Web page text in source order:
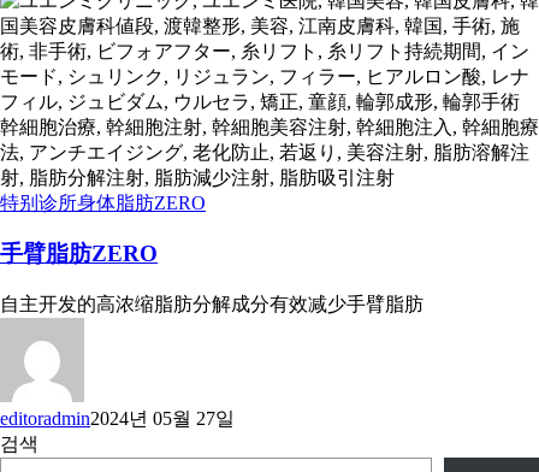
特别诊所身体脂肪ZERO
手臂脂肪ZERO
自主开发的高浓缩脂肪分解成分有效减少手臂脂肪
editoradmin2024년 05월 27일
검색